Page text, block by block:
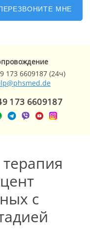
МНЕ
173 6609187 (24ч)
173 6609187
с